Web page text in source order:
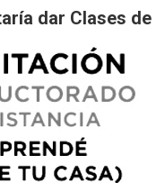
dar Clases